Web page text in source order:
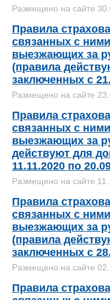
Размещено на сайте
Правила
связанных с
выезжающих за
(правила
заключенных с
Размещено на сайте
Правила
связанных с
выезжающих за
действуют для
11.11.2020 по
Размещено на сайте
Правила
связанных с
выезжающих за
(правила
заключенных с
Размещено на сайте
Правила